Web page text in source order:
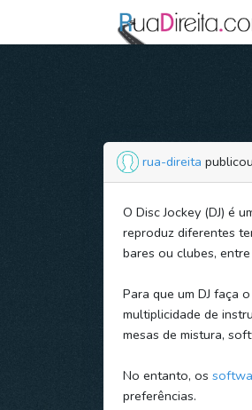
rua-direita
O Disc Jockey (DJ) é
reproduz diferentes
bares ou clubes,
Para que um DJ faça
multiplicidade de
mesas de mistura,
No entanto, os
preferências.